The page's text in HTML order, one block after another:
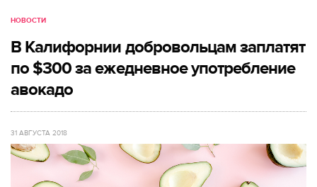
НОВОСТИ
В Калифорнии добровольцам заплатят
по $300 за ежедневное употребление
авокадо
31 АВГУСТА 2018